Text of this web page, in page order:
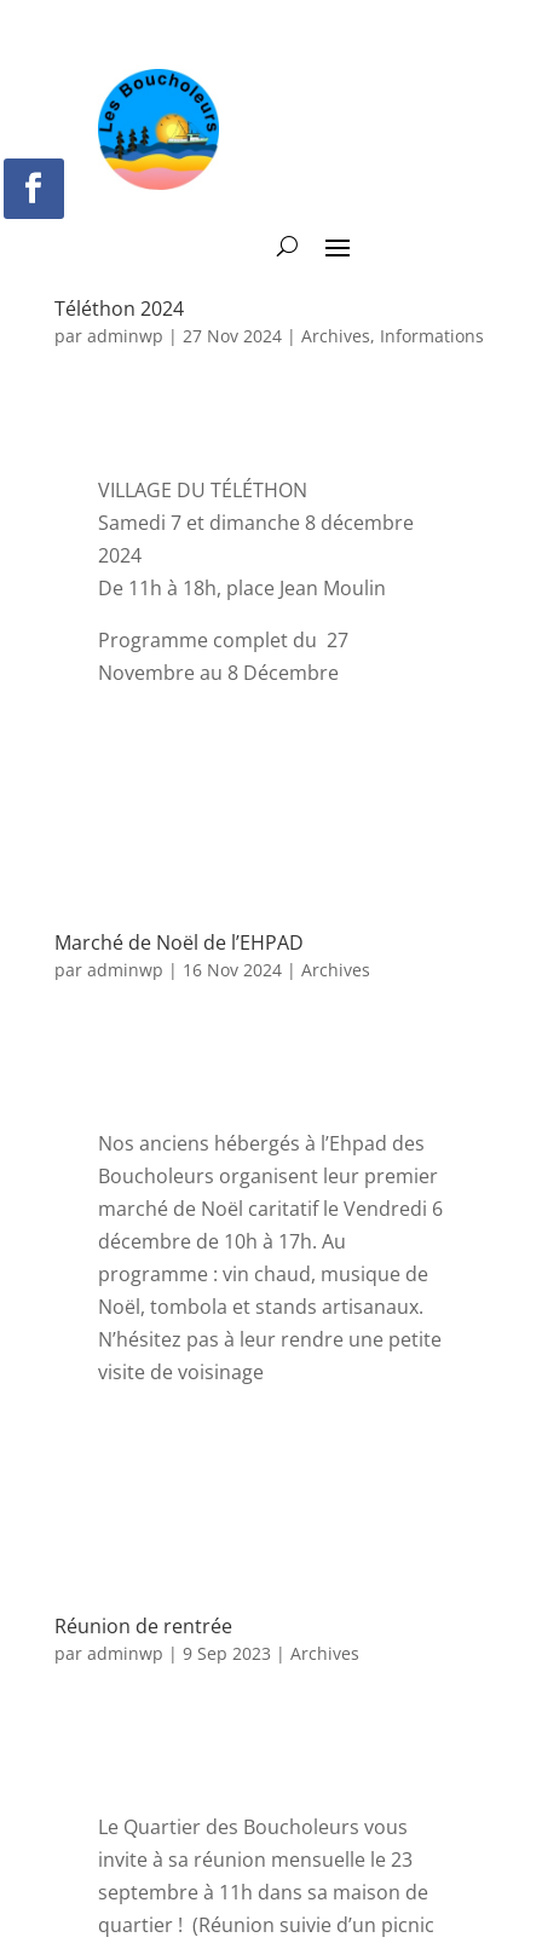
Téléthon 2024
par adminwp | 27 Nov 2024| Archives, Informations
VILLAGE DU TÉLÉTHON
Samedi 7 et dimanche 8 décembre
2024
De 11h à 18h, place Jean Moulin
Programme complet du 27
Novembre au 8 Décembre
Marché de Noël de l’EHPAD
par adminwp | 16 Nov 2024| Archives
Nos anciens hébergés à l’Ehpad des
Boucholeurs organisent leur premier
marché de Noël caritatif le Vendredi 6
décembre de 10h à 17h. Au
programme : vin chaud, musique de
Noël, tombola et stands artisanaux.
N’hésitez pas à leur rendre une petite
visite de voisinage
Réunion de rentrée
par adminwp | 9 Sep 2023 | Archives
Le Quartier des Boucholeurs vous
invite à sa réunion mensuelle le 23
septembre à 11h dans sa maison de
quartier ! (Réunion suivie d’un picnic